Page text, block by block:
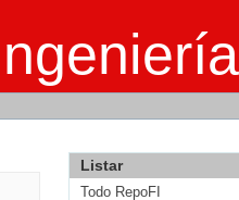
Listar
Todo RepoFI